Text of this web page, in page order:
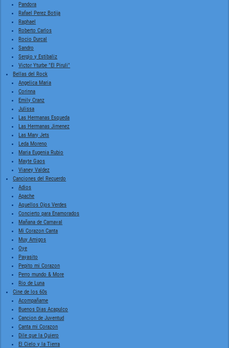
Pandora
Rafael Perez Botija
Raphael
Roberto Carlos
Rocio Durcal
Sandro
Sergio y Estibaliz
Victor Yturbe "El Piruli"
Bellas del Rock
Angelica Maria
Corinna
Emily Cranz
Julissa
Las Hermanas Esqueda
Las Hermanas Jimenez
Las Mary Jets
Leda Moreno
Maria Eugenia Rubio
Mayte Gaos
Vianey Valdez
Canciones del Recuerdo
Adios
Apache
Aquellos Ojos Verdes
Concierto para Enamorados
Mañana de Carnaval
Mi Corazon Canta
Muy Amigos
Oye
Payasito
Pepito mi Corazon
Perro mundo & More
Rio de Luna
Cine de los 60s
Acompañame
Buenos Dias Acapulco
Cancion de Juventud
Canta mi Corazon
Dile que la Quiero
El Cielo y la Tierra